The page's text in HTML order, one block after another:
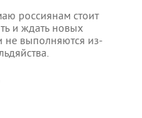
россиянам стоит
и ждать новых
не выполняются из-